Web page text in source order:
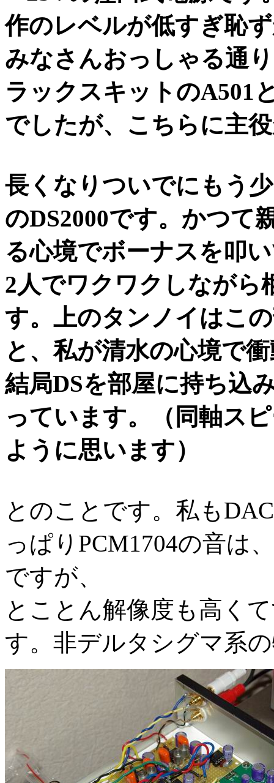
作のレベルが低すぎ恥
みなさんおっしゃる通
ラックスキットのA501
でしたが、こちらに主
長くなりついでにもう
のDS2000です。かつて
る心境でボーナスを叩
2人でワクワクしながら
す。上のタンノイはこ
と、私が清水の心境で
結局DSを部屋に持ち込
っています。（同軸ス
ように思います）
とのことです。私も
っぱりPCM1704の音は
ですが、
とことん解像度も高く
す。非デルタシグマ系